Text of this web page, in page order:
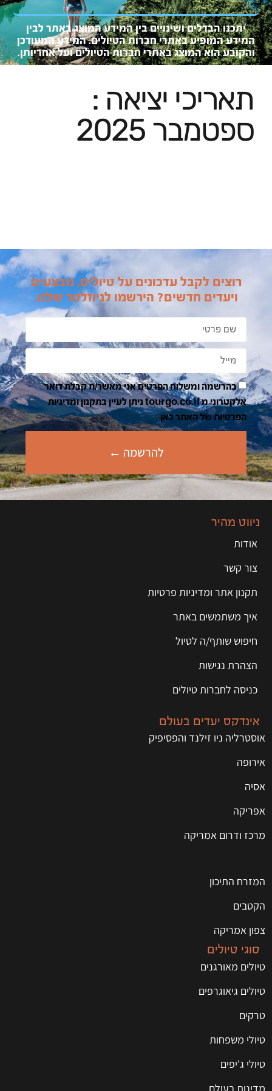
יתכנו הבדלים ושינויים בין המידע המוצג באתר לבין
המידע המופיע באתרי חברות הטיולים. המידע המעודכן
והקובעהוא המוצג באתרי חברות הטיולים ועל אחריותן.
תאריכי יציאה :
ספטמבר 2025
רוצים לקבל עדכונים על טיולים, מבצעים
ויעדים חדשים? הירשמו לניוזלטר שלנו.
בהרשמה ומשלוח הפרטים אני מאשר/ת קבלת דואר
אלקטרוני מ tourgo.co.il ניתן לעיין בתקנון ומדיניות
הפרטיות של האתר כאן
להרשמה ←
ניווט מהיר
אודות
צור קשר
תקנון אתר ומדיניות פרטיות
איך משתמשים באתר
חיפוש שותף/ה לטיול
הצהרת נגישות
כניסה לחברות טיולים
אינדקס יעדים בעולם
אוסטרליה ניו זילנד והפסיפיק
אירופה
אסיה
אפריקה
מרכז ודרום אמריקה
המזרח התיכון
הקטבים
צפון אמריקה
סוגי טיולים
טיולים מאורגנים
טיולים גיאוגרפים
טרקים
טיולי משפחות
טיולי ג'יפים
מדינות בעולם